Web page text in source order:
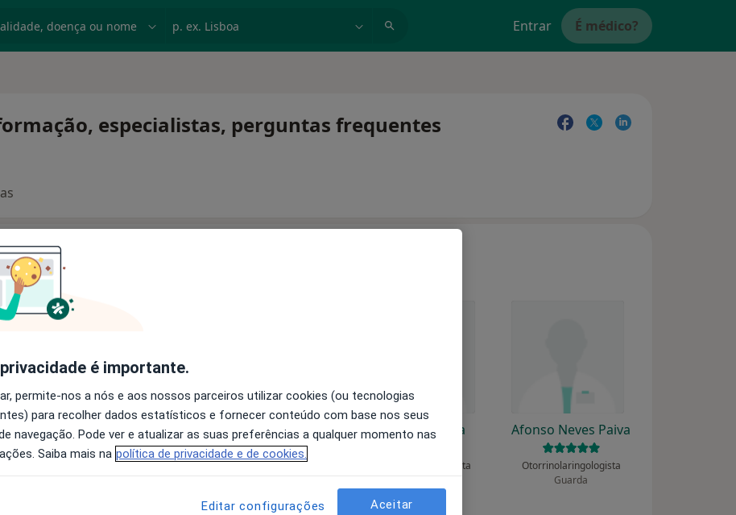
Entrar É médico?
especialistas, perguntas frequentes
A Gameiro Dos
Santos
A Manuel Pimenta
Otorrinolaringologista
Abel Nogueira
Otorrinolaringologista
Afonso Neves Paiva
Otorrinolaringologista
Guarda
é importante.
permite-nos a nós e aos nossos parceiros utilizar cookies (ou tecnologias
para recolher dados estatísticos e fornecer conteúdo com base nos seus
navegação. Pode ver e atualizar as suas preferências a qualquer momento nas
Saiba mais na política de privacidade e de cookies.
Editar configurações Aceitar